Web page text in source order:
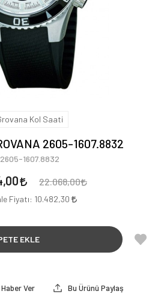
Kol Saati
2605-1607.8832
2605-1607.8832
22.068,00
Fiyatı: 10.482,30
EKLE
Ver Bu Ürünü Paylaş